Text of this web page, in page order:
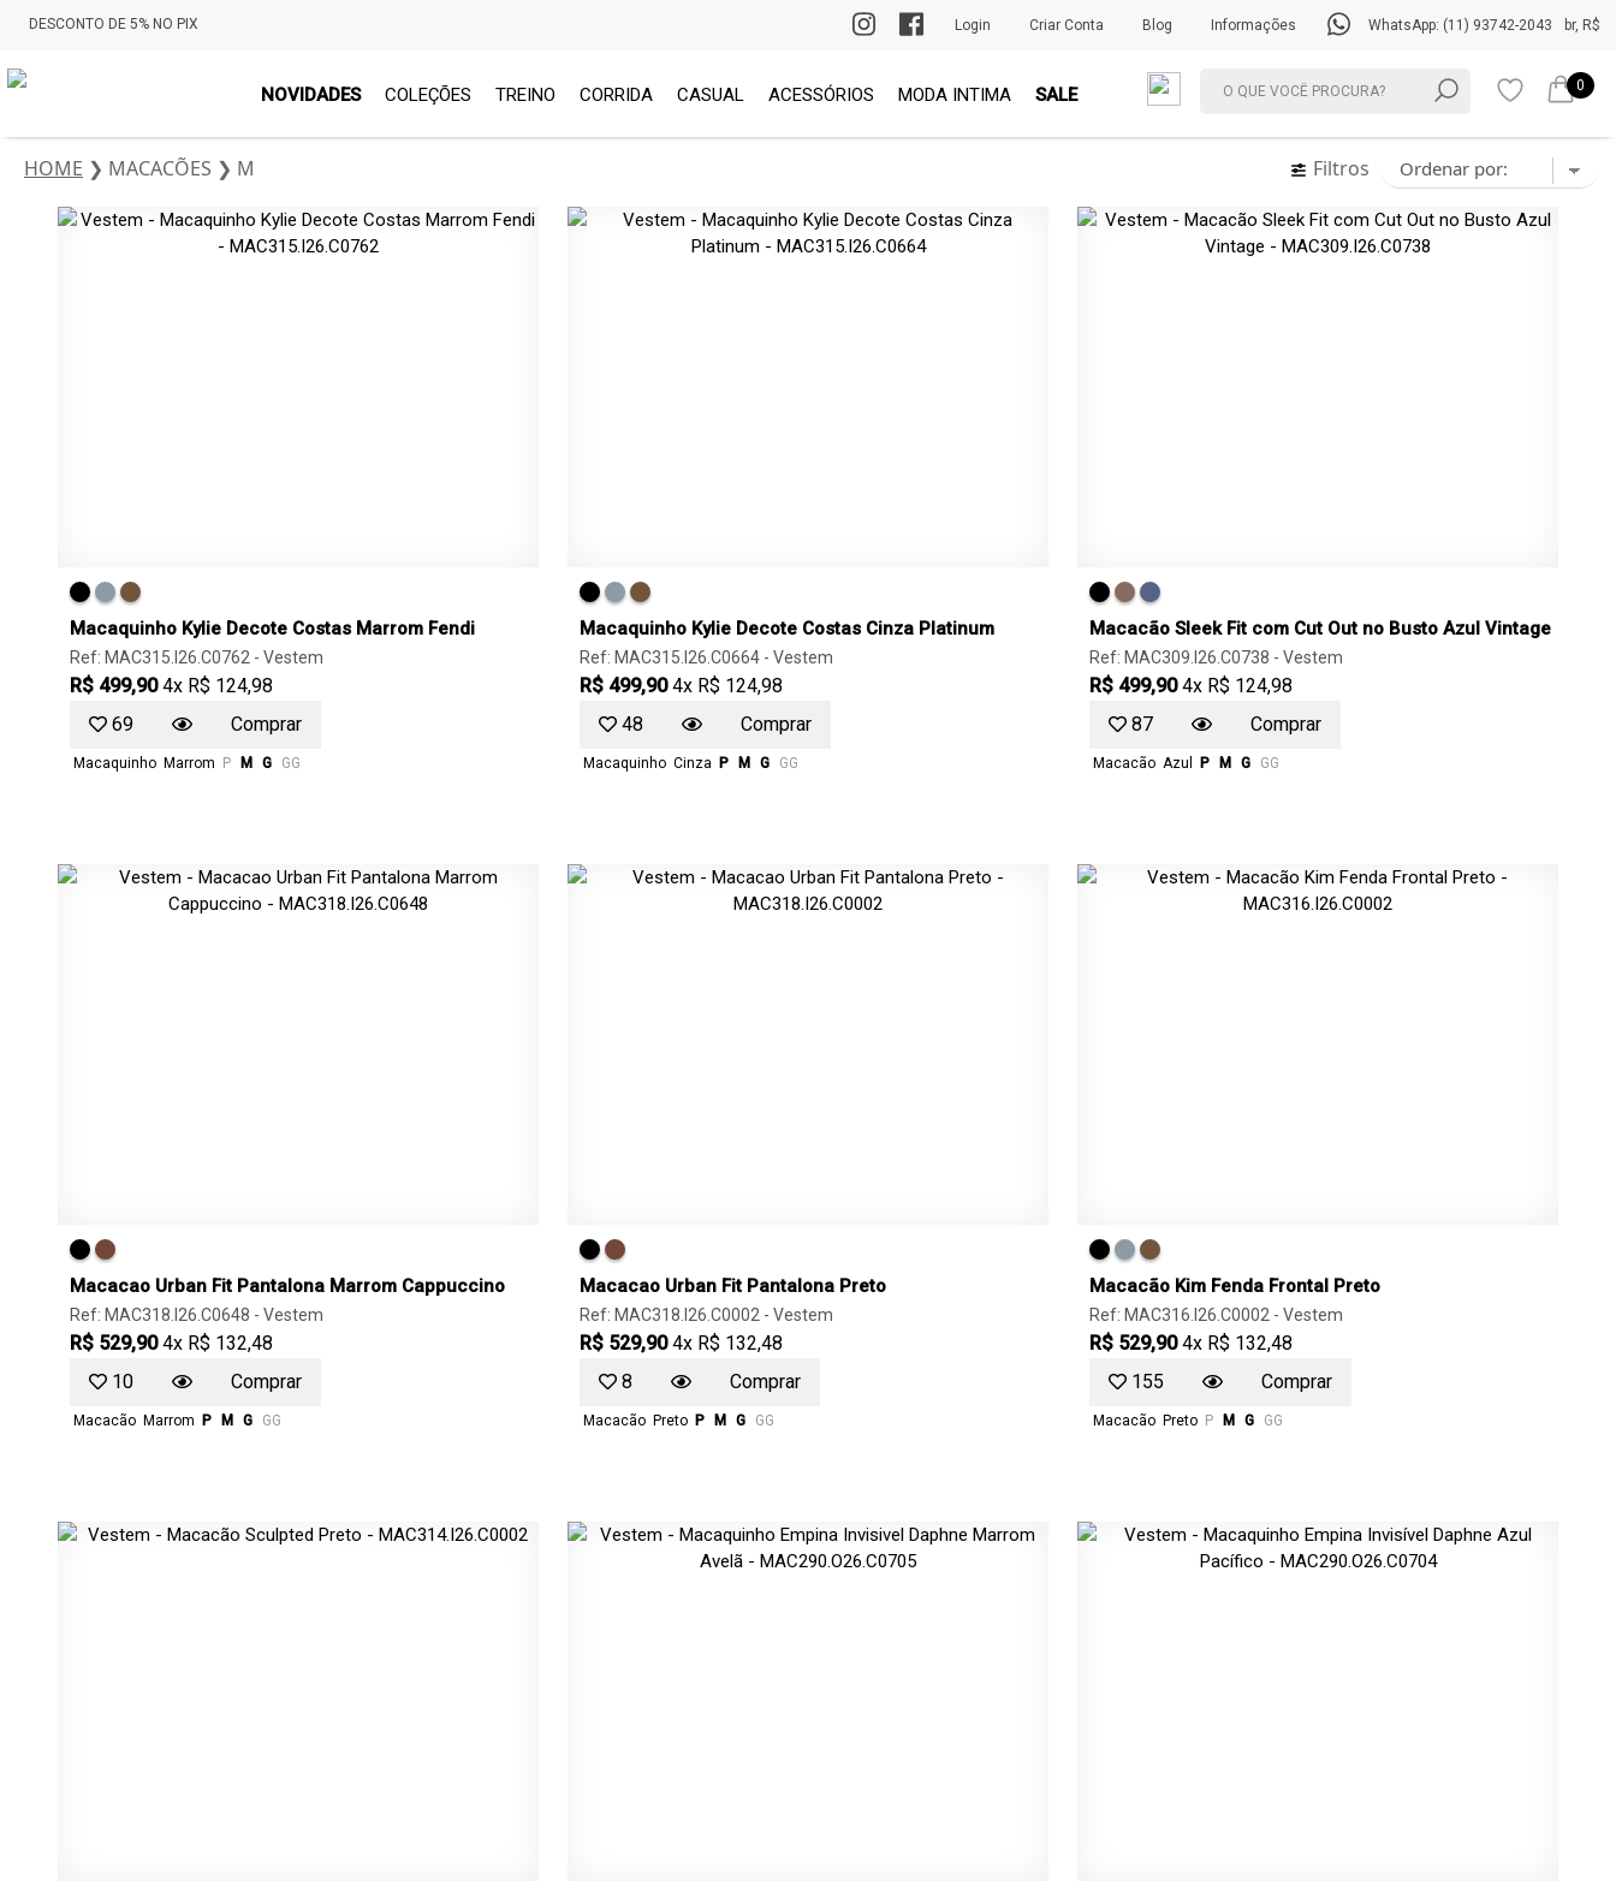
DESCONTO DE 5% NO PIX PRIMEIRA TROCA GRÁTIS br, R$
WhatsApp: (11) 93742-2043
Informações
Blog
Criar Conta
Login
NOVIDADES COLEÇÕES TREINO CORRIDA CASUAL ACESSÓRIOS MODA INTIMA SALE 0
HOME ❯ MACACÕES ❯ M Filtros
Macaquinho Kylie Decote Costas Marrom Fendi
Ref: MAC315.I26.C0762 - Vestem
R$ 499,90 4x R$ 124,98
69
Comprar
Macaquinho Marrom P M G GG
Macaquinho Kylie Decote Costas Cinza Platinum
Ref: MAC315.I26.C0664 - Vestem
R$ 499,90 4x R$ 124,98
48
Comprar
Macaquinho Cinza P M G GG
Macacão Sleek Fit com Cut Out no Busto Azul Vintage
Ref: MAC309.I26.C0738 - Vestem
R$ 499,90 4x R$ 124,98
87
Comprar
Macacão Azul P M G GG
Macacao Urban Fit Pantalona Marrom Cappuccino
Ref: MAC318.I26.C0648 - Vestem
R$ 529,90 4x R$ 132,48
10
Comprar
Macacão Marrom P M G GG
Macacao Urban Fit Pantalona Preto
Ref: MAC318.I26.C0002 - Vestem
R$ 529,90 4x R$ 132,48
8
Comprar
Macacão Preto P M G GG
Macacão Kim Fenda Frontal Preto
Ref: MAC316.I26.C0002 - Vestem
R$ 529,90 4x R$ 132,48
155
Comprar
Macacão Preto P M G GG